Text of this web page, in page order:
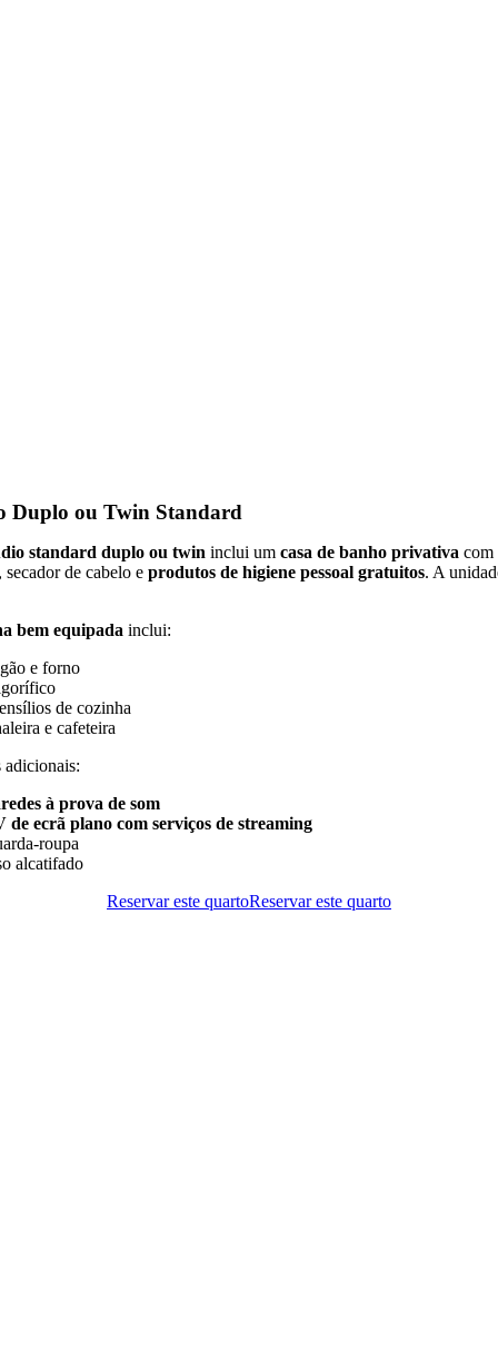
Duplo ou Twin Standard
standard duplo ou twin inclui um casa de banho privativa com
de cabelo e produtos de higiene pessoal gratuitos. A
bem equipada inclui:
e forno
de cozinha
e cafeteira
adicionais:
à prova de som
de ecrã plano com serviços de streaming
roupa
alcatifado
Reservar este quartoReservar este quarto